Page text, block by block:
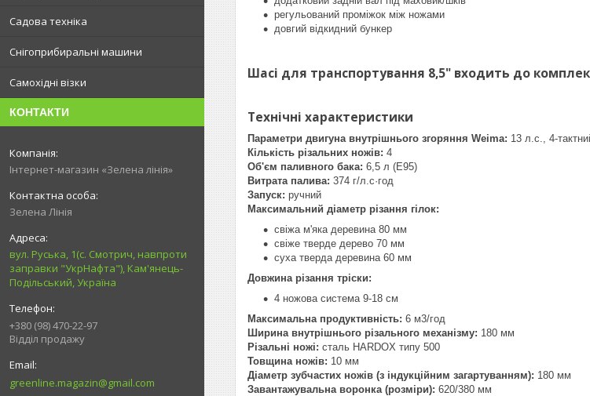
Садова техніка
Снігоприбиральні машини
Самохідні візки
КОНТАКТИ
Інтернет-магазин «Зелена лінія»
Зелена Лінія
вул. Руська, 1(с. Смотрич, навпроти
заправки "УкрНафта"), Кам'янець-
Подільський, Україна
+380 (98) 470-22-97
Відділ продажу
greenline.magazin@gmail.com
регульований проміжок між ножами
довгий відкидний бункер
Шасі для транспортування 8,5" входить до
Технічні характеристики
Параметри двигуна внутрішнього згоряння Weima: 13 л.с., 4-
Кількість різальних ножів: 4
Об'єм паливного бака: 6,5 л (E95)
Витрата палива: 374 г/л.с·год
Запуск: ручний
Максимальний діаметр різання гілок:
свіжа м'яка деревина 80 мм
свіже тверде дерево 70 мм
суха тверда деревина 60 мм
Довжина різання тріски:
4 ножова система 9-18 см
Максимальна продуктивність: 6 м3/год
Ширина внутрішнього різального механізму: 180 мм
Різальні ножі: сталь HARDOX типу 500
Товщина ножів: 10 мм
Діаметр зубчастих ножів (з індукційним загартуванням): 180 мм
Завантажувальна воронка (розміри): 620/380 мм